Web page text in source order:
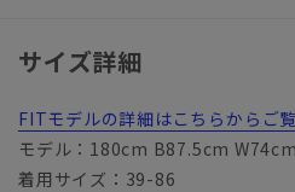
サイズ詳細
FITモデルの詳細はこちらからご覧
モデル：180cm B87.5cm
着用サイズ：39-86